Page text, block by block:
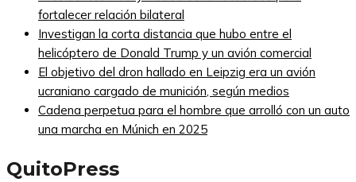
fortalecer relación bilateral
Investigan la corta distancia que hubo entre el
helicóptero de Donald Trump y un avión comercial
El objetivo del dron hallado en Leipzig era un avión
ucraniano cargado de munición, según medios
Cadena perpetua para el hombre que arrolló con un auto
una marcha en Múnich en 2025
QuitoPress